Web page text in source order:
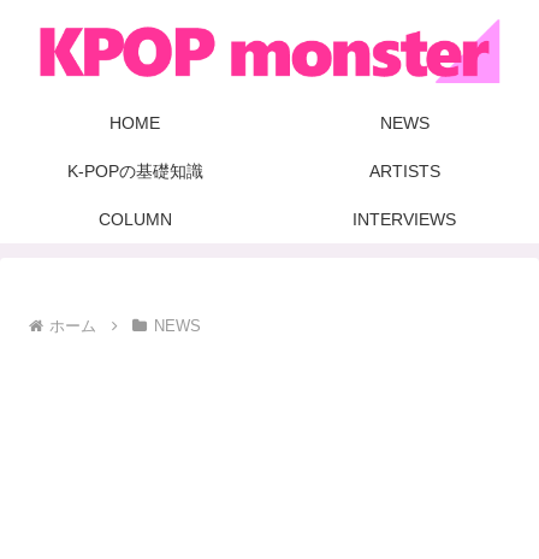
HOME NEWS
K-POPの基礎知識 ARTISTS
COLUMN INTERVIEWS
ホーム NEWS